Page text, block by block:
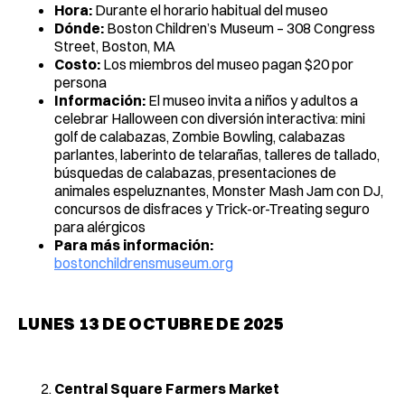
Hora: Durante el horario habitual del museo
Dónde: Boston Children’s Museum – 308 Congress
Street, Boston, MA
Costo: Los miembros del museo pagan $20 por
persona
Información: El museo invita a niños y adultos a
celebrar Halloween con diversión interactiva: mini
golf de calabazas, Zombie Bowling, calabazas
parlantes, laberinto de telarañas, talleres de tallado,
búsquedas de calabazas, presentaciones de
animales espeluznantes, Monster Mash Jam con DJ,
concursos de disfraces y Trick-or-Treating seguro
para alérgicos
Para más información:
bostonchildrensmuseum.org
LUNES 13 DE OCTUBRE DE 2025
Central Square Farmers Market